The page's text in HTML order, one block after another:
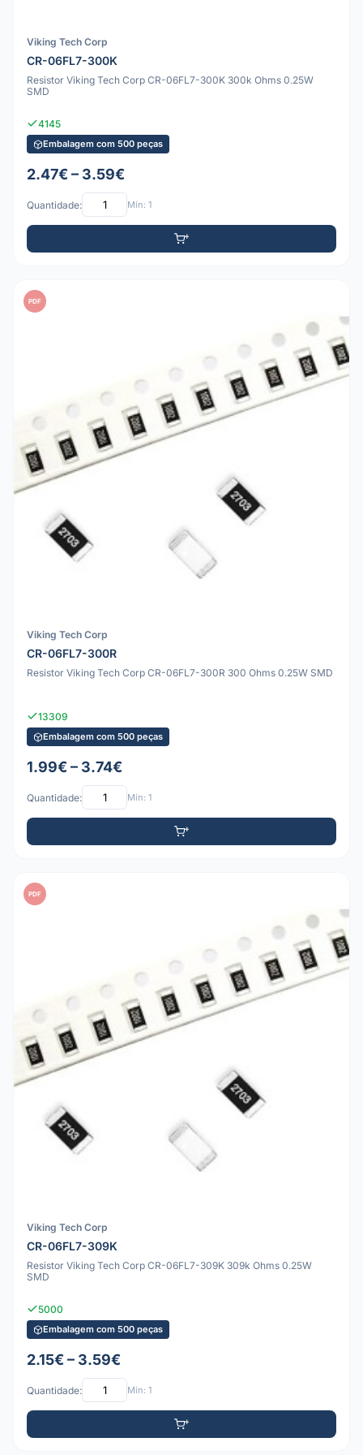
Viking Tech Corp
CR-06FL7-300K
Resistor Viking Tech Corp CR-06FL7-300K 300k Ohms 0.25W
SMD
4145
Embalagem com 500 peças
2.47€ – 3.59€
Quantidade: Mín: 1
PDF
Viking Tech Corp
CR-06FL7-300R
Resistor Viking Tech Corp CR-06FL7-300R 300 Ohms 0.25W SMD
13309
Embalagem com 500 peças
1.99€ – 3.74€
Quantidade: Mín: 1
PDF
Viking Tech Corp
CR-06FL7-309K
Resistor Viking Tech Corp CR-06FL7-309K 309k Ohms 0.25W
SMD
5000
Embalagem com 500 peças
2.15€ – 3.59€
Quantidade: Mín: 1